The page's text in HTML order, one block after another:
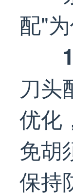
配"
刀头
优化
免胡
保持